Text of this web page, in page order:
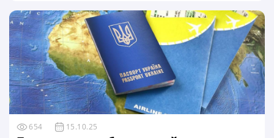
продление автономных торговых преференций,
благодаря которым украинская продукция может
беспошлинно поступать в страны ЕС
654 15.10.25